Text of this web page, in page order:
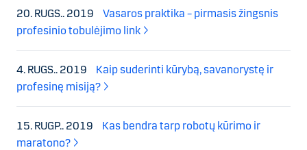
20. RUGS.. 2019
Vasaros praktika – pirmasis žingsnis
profesinio tobulėjimo link
4. RUGS.. 2019
Kaip suderinti kūrybą, savanorystę ir
profesinę misiją?
15. RUGP.. 2019
Kas bendra tarp robotų kūrimo ir
maratono?